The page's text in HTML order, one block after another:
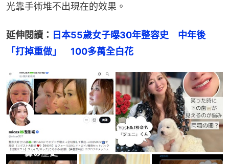
光靠手術堆不出現在的效果。
延伸閱讀： 日本55歲女子曝30年整容史　中年後
「打掉重做」　100多萬全白花